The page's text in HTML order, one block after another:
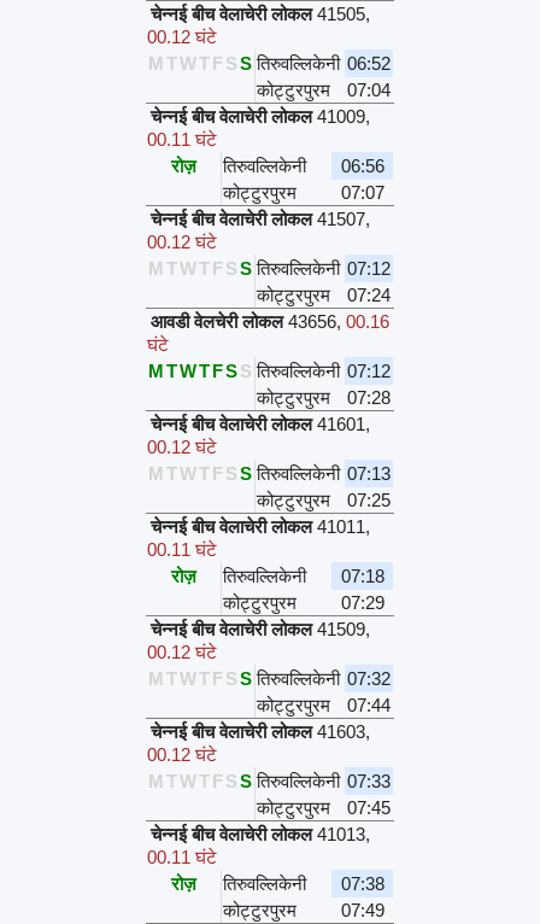
चेन्नई बीच वेलाचेरी लोकल 41505,
00.12 घंटे
M TWTFSS तिरुवल्लिकेनी 06:52
कोट्टुरपुरम
07:04
चेन्नई बीच वेलाचेरी लोकल 41009,
00.11 घंटे
रोज़
तिरुवल्लिकेनी
06:56
कोट्टुरपुरम
07:07
चेन्नई बीच वेलाचेरी लोकल 41507,
00.12 घंटे
M TWTFSS तिरुवल्लिकेनी 07:12
कोट्टुरपुरम
07:24
आवडी वेलचेरी लोकल43656,00.16
घंटे
MTWTFSS तिरुवल्लिकेनी 07:12
कोट्टुरपुरम
07:28
चेन्नई बीच वेलाचेरी लोकल 41601,
00.12 घंटे
M TWTFSS तिरुवल्लिकेनी 07:13
कोट्टुरपुरम
07:25
चेन्नई बीच वेलाचेरी लोकल 41011,
00.11 घंटे
रोज़
तिरुवल्लिकेनी
07:18
कोट्टुरपुरम
07:29
चेन्नई बीच वेलाचेरी लोकल 41509,
00.12 घंटे
M TWTFSS तिरुवल्लिकेनी 07:32
कोट्टुरपुरम
07:44
चेन्नई बीच वेलाचेरी लोकल 41603,
00.12 घंटे
M TWTFSS तिरुवल्लिकेनी 07:33
कोट्टुरपुरम
07:45
चेन्नई बीच वेलाचेरी लोकल 41013,
00.11 घंटे
रोज़
तिरुवल्लिकेनी
07:38
कोट्टुरपुरम
07:49